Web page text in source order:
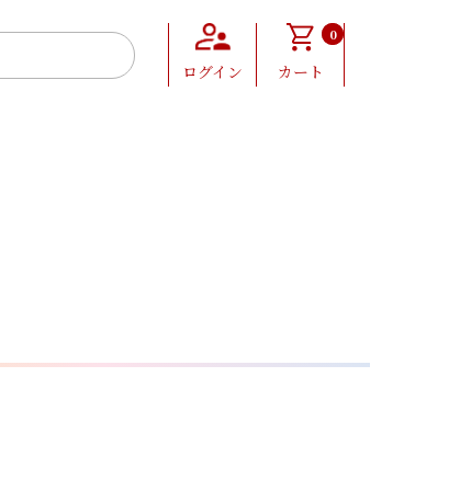
ログイン カート
0